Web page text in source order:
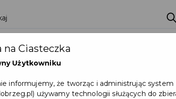
Partnerzy
na Ciasteczka
Użytkowniku
informujemy, że tworząc i administrując system
używamy technologii służących do